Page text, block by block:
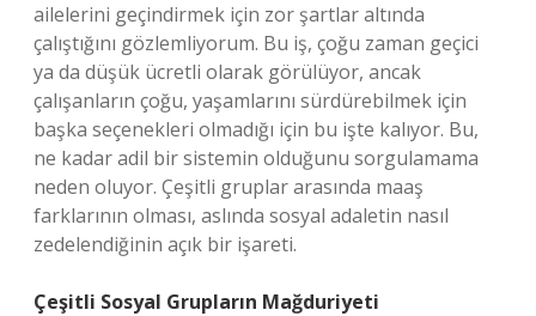
ailelerini geçindirmek için zor şartlar altında
çalıştığını gözlemliyorum. Bu iş, çoğu zaman geçici
ya da düşük ücretli olarak görülüyor, ancak
çalışanların çoğu, yaşamlarını sürdürebilmek için
başka seçenekleri olmadığı için bu işte kalıyor. Bu,
ne kadar adil bir sistemin olduğunu sorgulamama
neden oluyor. Çeşitli gruplar arasında maaş
farklarının olması, aslında sosyal adaletin nasıl
zedelendiğinin açık bir işareti.
Çeşitli Sosyal Grupların Mağduriyeti